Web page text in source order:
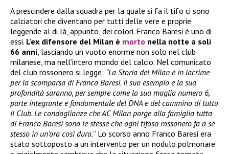
A prescindere dalla squadra per la quale si fa il tifo ci sono
calciatori che diventano per tutti delle vere e proprie
leggende al di là, appunto, dei colori. Franco Baresi è uno di
essi. L’ex difensore del Milan è morto nella notte a soli
66 anni , lasciando un vuoto enorme non solo nel club
milanese, ma nell’intero mondo del calcio. Nel comunicato
del club rossonero si legge: “La Storia del Milan è in lacrime
per la scomparsa di Franco Baresi. Il suo esempio e la sua
profondità saranno, per sempre come la sua maglia numero 6,
parte integrante e fondamentale del DNA e del cammino di tutto
il Club. Le condoglianze che AC Milan porge alla famiglia tutta
di Franco Baresi sono le stesse che ogni tifoso rossonero fa a sé
stesso in un’ora così dura.” Lo scorso anno Franco Baresi era
stato sottoposto a un intervento per un nodulo polmonare